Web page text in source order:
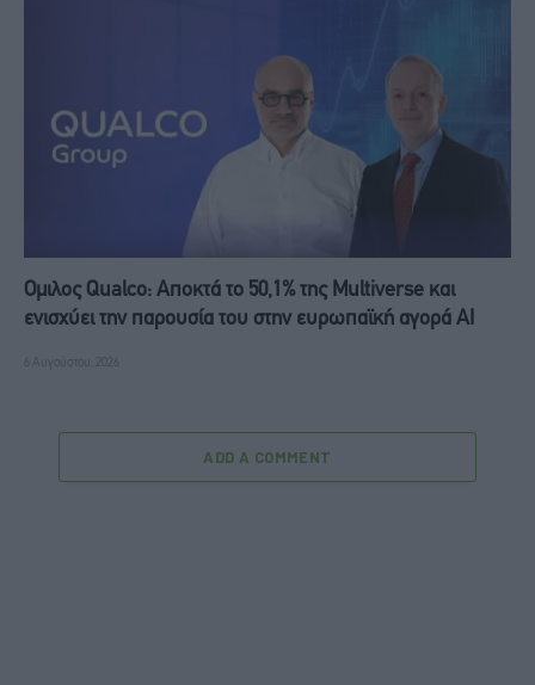
Ομιλος Qualco: Αποκτά το 50,1% της Multiverse και
ενισχύει την παρουσία του στην ευρωπαϊκή αγορά ΑΙ
6 Αυγούστου, 2026
ADD A COMMENT